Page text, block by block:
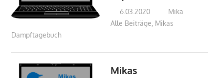
6.03.2020
Mika
Alle Beiträge, Mikas
Dampftagebuch
Mikas